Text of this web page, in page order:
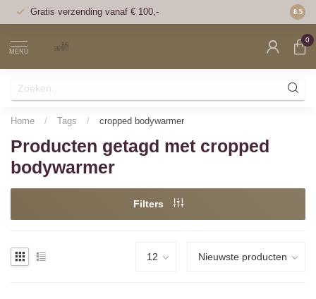
Gratis verzending vanaf € 100,- Voor
8.5
MENU
0
Home / Tags / cropped bodywarmer
Producten getagd met cropped
bodywarmer
Filters